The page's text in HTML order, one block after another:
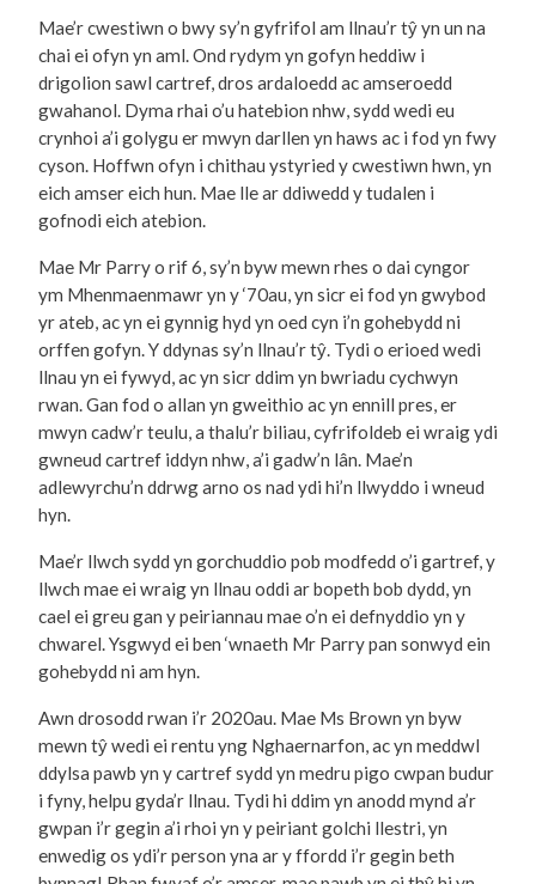
Mae’r cwestiwn o bwy sy’n gyfrifol am llnau’r tŷ yn un na
chai ei ofyn yn aml. Ond rydym yn gofyn heddiw i
drigolion sawl cartref, dros ardaloedd ac amseroedd
gwahanol. Dyma rhai o’u hatebion nhw, sydd wedi eu
crynhoi a’i golygu er mwyn darllen yn haws ac i fod yn fwy
cyson. Hoffwn ofyn i chithau ystyried y cwestiwn hwn, yn
eich amser eich hun. Mae lle ar ddiwedd y tudalen i
gofnodi eich atebion.
Mae Mr Parry o rif 6, sy’n byw mewn rhes o dai cyngor
ym Mhenmaenmawr yn y ‘70au, yn sicr ei fod yn gwybod
yr ateb, ac yn ei gynnig hyd yn oed cyn i’n gohebydd ni
orffen gofyn. Y ddynas sy’n llnau’r tŷ. Tydi o erioed wedi
llnau yn ei fywyd, ac yn sicr ddim yn bwriadu cychwyn
rwan. Gan fod o allan yn gweithio ac yn ennill pres, er
mwyn cadw’r teulu, a thalu’r biliau, cyfrifoldeb ei wraig ydi
gwneud cartref iddyn nhw, a’i gadw’n lân. Mae’n
adlewyrchu’n ddrwg arno os nad ydi hi’n llwyddo i wneud
hyn.
Mae’r llwch sydd yn gorchuddio pob modfedd o’i gartref, y
llwch mae ei wraig yn llnau oddi ar bopeth bob dydd, yn
cael ei greu gan y peiriannau mae o’n ei defnyddio yn y
chwarel. Ysgwyd ei ben ‘wnaeth Mr Parry pan sonwyd ein
gohebydd ni am hyn.
Awn drosodd rwan i’r 2020au. Mae Ms Brown yn byw
mewn tŷ wedi ei rentu yng Nghaernarfon, ac yn meddwl
ddylsa pawb yn y cartref sydd yn medru pigo cwpan budur
i fyny, helpu gyda’r llnau. Tydi hi ddim yn anodd mynd a’r
gwpan i’r gegin a’i rhoi yn y peiriant golchi llestri, yn
enwedig os ydi’r person yna ar y ffordd i’r gegin beth